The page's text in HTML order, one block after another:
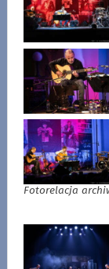
Fotorelacja